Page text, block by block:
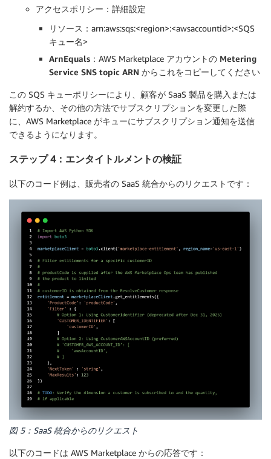
アクセスポリシー： 詳細設定
リソース ：arn:aws:sqs:<region>:<awsaccountid>:<SQS
キュー名>
ArnEquals ：AWS Marketplace アカウントの Metering
Service SNS topic ARN からこれをコピーしてください
この SQS キューポリシーにより、顧客が SaaS 製品を購入または
解約するか、その他の方法でサブスクリプションを変更した際
に、AWS Marketplace がキューにサブスクリプション通知を送信
できるようになります。
ステップ 4：エンタイトルメントの検証
以下のコード例は、販売者の SaaS 統合からのリクエストです：
図 5：SaaS 統合からのリクエスト
以下のコードは AWS Marketplace からの応答です：